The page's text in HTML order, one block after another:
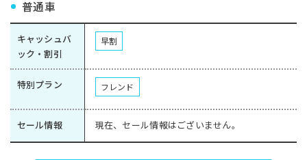
普通車
キャッシュバ
ック・割引
早割
特別プラン フレンド
セール情報 現在、セール情報はございません。